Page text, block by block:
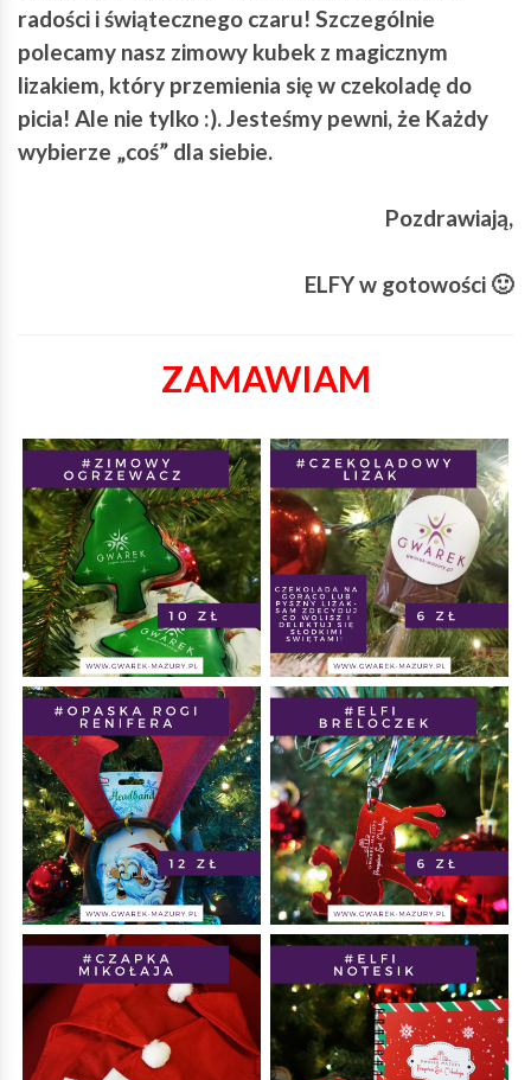
radości i świątecznego czaru! Szczególnie
polecamy nasz zimowy kubek z magicznym
lizakiem, który przemienia się w czekoladę do
picia! Ale nie tylko :). Jesteśmy pewni, że Każdy
wybierze „coś” dla siebie.
Pozdrawiają,
ELFY w gotowości 🙂
ZAMAWIAM